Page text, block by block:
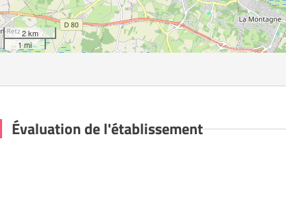
2 km
1 mi
Évaluation de l'établissement